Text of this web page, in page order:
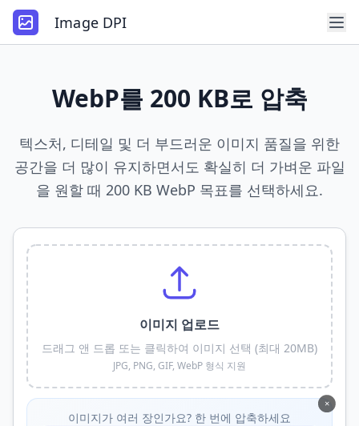
Image DPI
WebP를 200 KB로 압축
텍스처, 디테일 및 더 부드러운 이미지 품질을 위한
공간을 더 많이 유지하면서도 확실히 더 가벼운 파일
을 원할 때 200 KB WebP 목표를 선택하세요.
이미지 업로드
드래그 앤 드롭 또는 클릭하여 이미지 선택 (최대 20MB)
JPG, PNG, GIF, WebP 형식 지원
×
이미지가 여러 장인가요? 한 번에 압축하세요